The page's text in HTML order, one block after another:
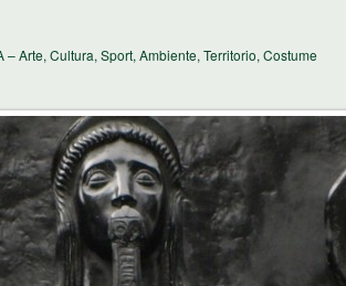
– Arte, Cultura, Sport, Ambiente, Territorio, Costume